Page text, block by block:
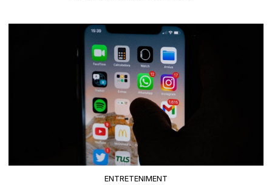
ENTRETENIMENT